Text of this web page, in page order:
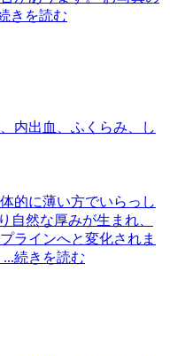
きを読む
内出血、ふくらみ、し
的に薄い方でいらっし
自然な厚みが生まれ、
ラインへと変化されま
続きを読む